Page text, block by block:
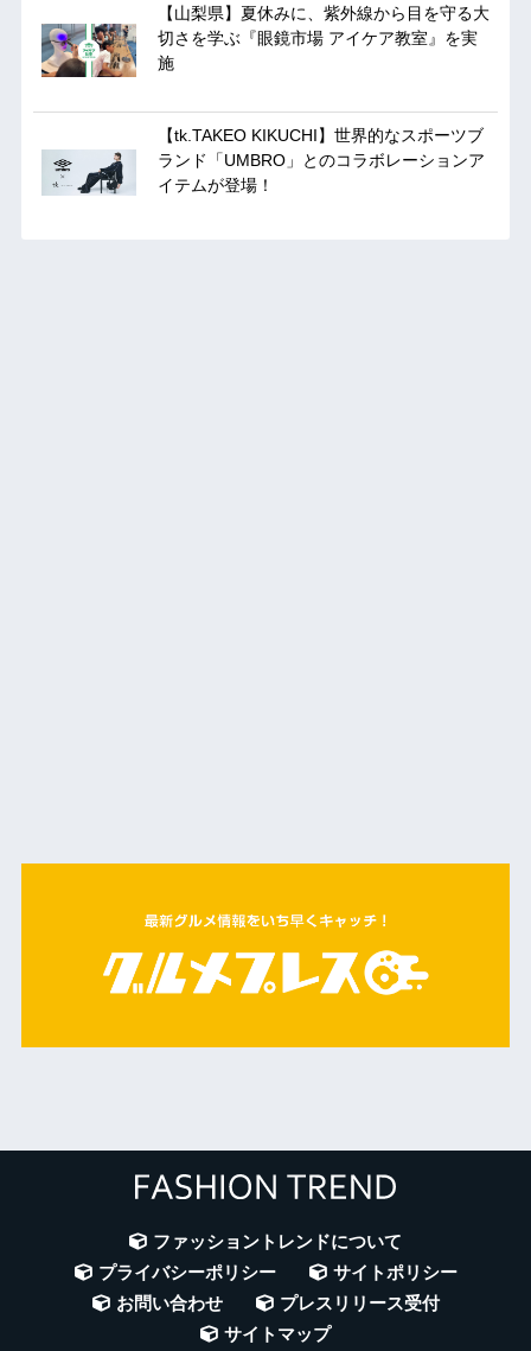
【山梨県】夏休みに、紫外線から目を守る大
切さを学ぶ『眼鏡市場 アイケア教室』を実
施
【tk.TAKEO KIKUCHI】世界的なスポーツブ
ランド「UMBRO」とのコラボレーションア
イテムが登場！
ファッショントレンドについて
プライバシーポリシー
サイトポリシー
お問い合わせ
プレスリリース受付
サイトマップ